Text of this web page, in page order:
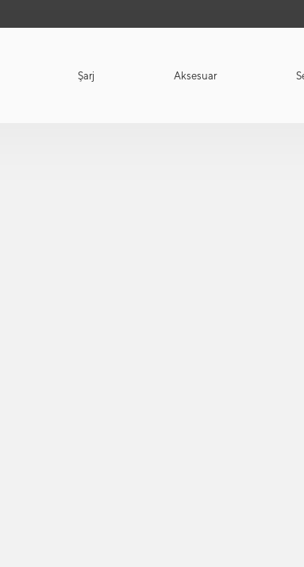
Şarj Aksesuar